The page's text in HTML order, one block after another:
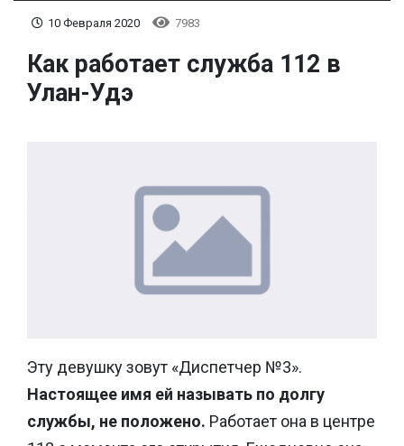
10 Февраля 2020 7983
Как работает служба 112 в
Улан-Удэ
Эту девушку зовут «Диспетчер №3».
Настоящее имя ей называть по долгу
службы, не положено. Работает она в центре